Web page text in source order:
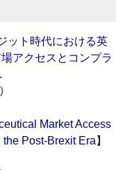
ット時代における英
アクセスとコンプラ
Market Access
Post-Brexit Era】